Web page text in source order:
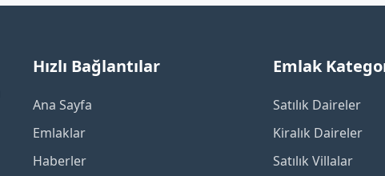
Hızlı Bağlantılar
Ana Sayfa
Emlaklar
Haberler
Emlak
Satılık Daireler
Kiralık Daireler
Satılık Villalar